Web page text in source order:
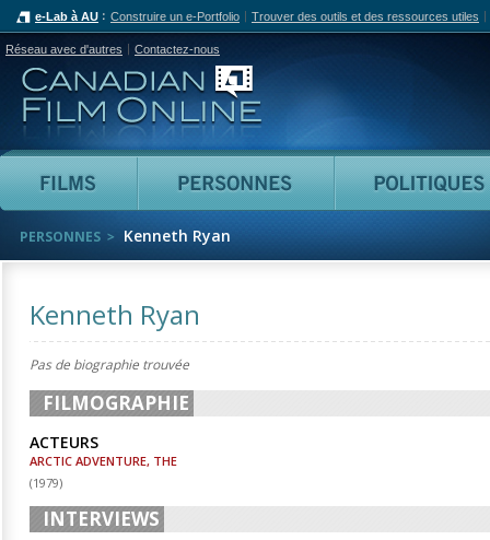
e-Lab à AU Construire un e-Portfolio Trouver des outils et des ressources utiles
Réseau avec d'autres Contactez-nous
Canadian Film Online
Films Personnes
PERSONNES Kenneth Ryan
Kenneth Ryan
Pas de biographie trouvée
FILMOGRAPHIE
ACTEURS
ARCTIC ADVENTURE, THE
(1979)
INTERVIEWS